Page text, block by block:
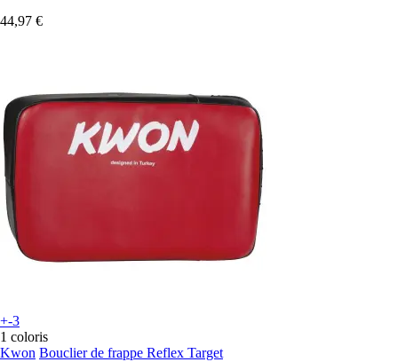
44,97 €
+-3
1 coloris
Kwon Bouclier de frappe Reflex Target